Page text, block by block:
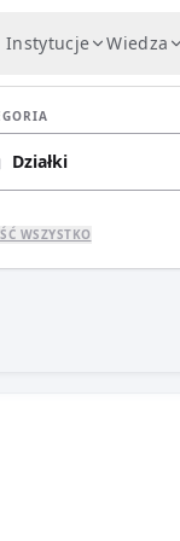
Instytucje Wiedza
Działki
WSZYSTKO